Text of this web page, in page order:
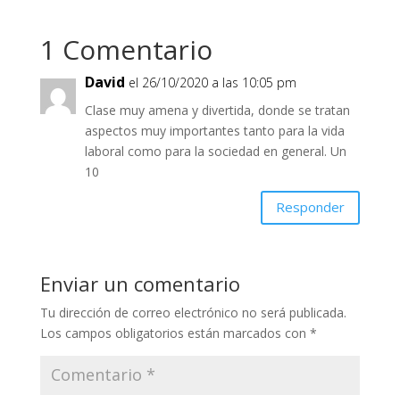
1 Comentario
David el 26/10/2020 a las 10:05 pm
Clase muy amena y divertida, donde se tratan
aspectos muy importantes tanto para la vida
laboral como para la sociedad en general. Un
10
Responder
Enviar un comentario
Tu dirección de correo electrónico no será publicada.
Los campos obligatorios están marcados con *